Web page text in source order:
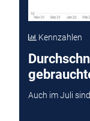
Kennzahlen
Auch im Juli